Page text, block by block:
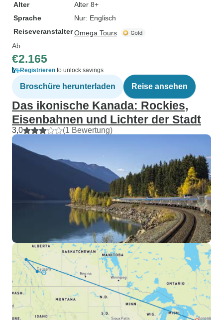
Alter
Alter 8+
Sprache
Nur: Englisch
ReiseveranstalterOmega Tours
Ab
€2.165
Registrieren to unlock savings
Broschüre herunterladen Reise ansehen
Das ikonische Kanada: Rockies,
Eisenbahnen und Lichter der Stadt
3,0 (1 Bewertung)